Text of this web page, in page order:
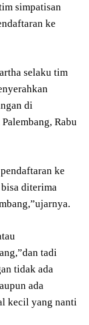
simpatisan
ke
selaku tim
di
Rabu
ke
diterima
tadi
tidak ada
ada
kecil yang nanti